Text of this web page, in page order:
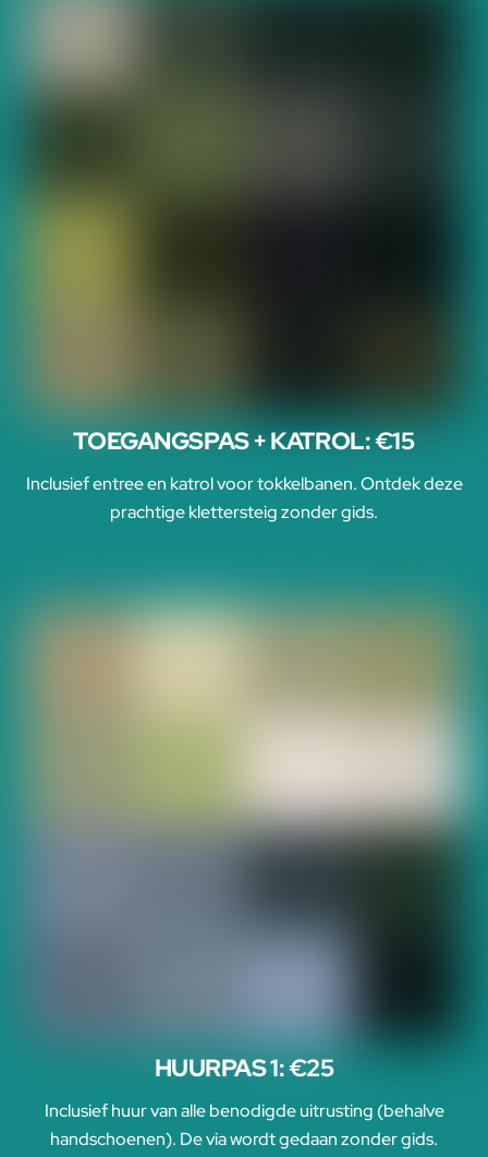
TOEGANGSPAS + KATROL: €15
Inclusief entree en katrol voor tokkelbanen. Ontdek deze
prachtige klettersteig zonder gids.
HUURPAS 1: €25
Inclusief huur van alle benodigde uitrusting (behalve
handschoenen). De via wordt gedaan zonder gids.